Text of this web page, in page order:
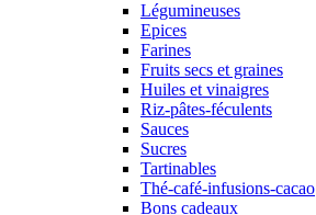
Légumineuses
Epices
Farines
Fruits secs et graines
Huiles et vinaigres
Riz-pâtes-féculents
Sauces
Sucres
Tartinables
Thé-café-infusions-cacao
Bons cadeaux